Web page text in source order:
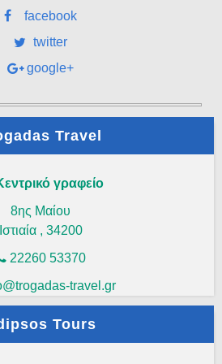
facebook
twitter
google+
Travel
γραφείο
8ης Μαίου
Ιστιαία , 34200
22260 53370
travel.gr
Tours